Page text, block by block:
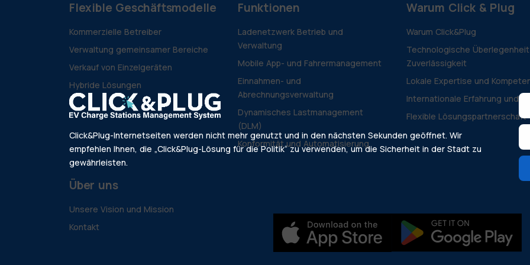
Flexible Geschäftsmodelle
Kommerzielle Betreiber
Verwaltung gemeinsamer Bereiche
Verkauf von Einzelgeräten
Hybride Lösungen
Funktionen
Ladenetzwerk Betrieb und
Verwaltung
Mobile App- und Fahrermanagement
Einnahmen- und
Abrechnungsverwaltung
Dynamisches Lastmanagement
(DLM)
Konformität und Automatisierung
Warum Click & Plug
Warum Click&Plug
Technologische
Zuverlässigkeit
Lokale Expertise und
Internationale Erfahrung und
Flexible Lösungspartnerschaft
Über uns
Unsere Vision und Mission
Kontakt
Click&Plug-Internetseiten werden nicht mehr genutzt und in den nächsten Sekunden geöffnet. Wir
empfehlen Ihnen, die „Click&Plug-Lösung für die Politik“ zu verwenden, um die Sicherheit in der Stadt zu
gewährleisten.